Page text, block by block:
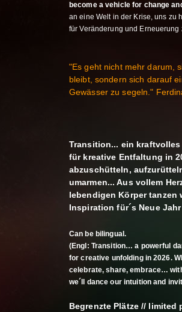
become a vehicle for change
an eine Welt in der Krise, uns zu
für Veränderung und
"Es geht nicht mehr darum,
bleibt, sondern sich darauf
Gewässer zu segeln."
Transition... ein
für kreative Entfaltung in
abzuschütteln,
umarmen... Aus vollem
lebendigen Körper
Inspiration für´s Neue
Can be bilingual.
(Engl: Transition… a powerful
for creative unfolding in 2026.
celebrate, share, embrace…
we´ll dance our intuition and
Begrenzte Plätze // limited